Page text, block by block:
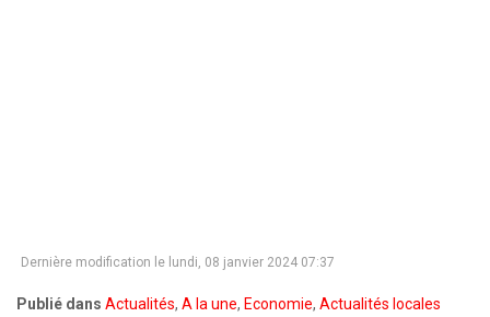
Dernière modification le lundi, 08 janvier 2024 07:37
Publié dans Actualités, A la une, Economie, Actualités locales